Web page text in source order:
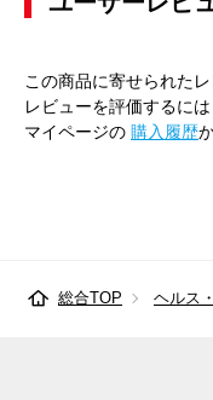
この商品に寄せられた
レビューを評価するには
マイページの 購入履歴
総合TOP ヘルス